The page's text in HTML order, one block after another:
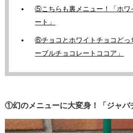
⑤こちらも裏メニュー！「ホワ
ート」
⑥チョコとホワイトチョコどっ
ーブルチョコレートココア」
①幻のメニューに大変身！「ジャバ